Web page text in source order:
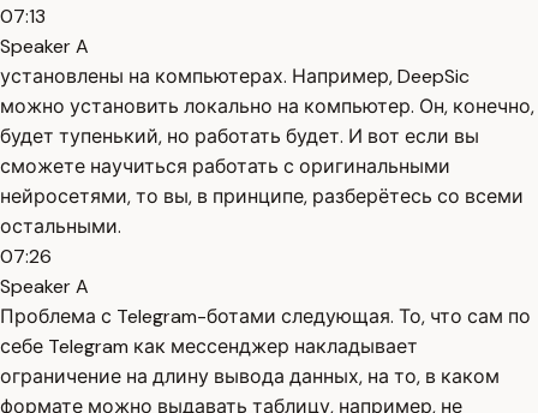
07:13
Speaker A
установлены на компьютерах. Например, DeepSic
можно установить локально на компьютер. Он, конечно,
будет тупенький, но работать будет. И вот если вы
сможете научиться работать с оригинальными
нейросетями, то вы, в принципе, разберётесь со всеми
остальными.
07:26
Speaker A
Проблема с Telegram-ботами следующая. То, что сам по
себе Telegram как мессенджер накладывает
ограничение на длину вывода данных, на то, в каком
формате можно выдавать таблицу, например, не